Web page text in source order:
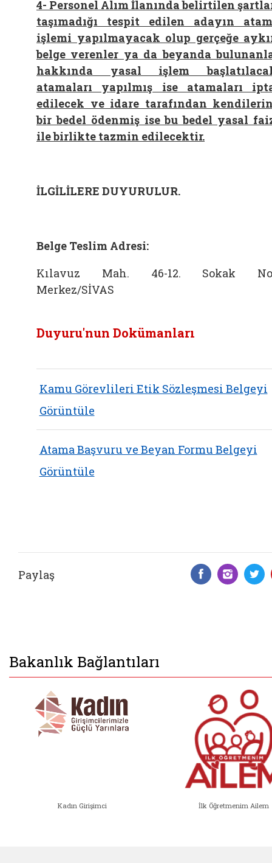
4- Personel Alım İlanında belirtilen
taşımadığı tespit edilen adayın
işlemi yapılmayacak olup gerçeğe
belge verenler ya da beyanda
hakkında yasal işlem
atamaları yapılmış ise atamaları
edilecek ve idare tarafından
bir bedel ödenmiş ise bu bedel yasal
ile birlikte tazmin edilecektir.
İLGİLİLERE DUYURULUR.
Belge Teslim Adresi:
Kılavuz Mah. 46-12. Sokak
Merkez/SİVAS
Duyuru'nun Dokümanları
Kamu Görevlileri Etik Sözleşmesi Belgeyi
Görüntüle
Atama Başvuru ve Beyan Formu Belgeyi
Görüntüle
Paylaş
Bakanlık Bağlantıları
Kadın Girişimci İlk Öğretmenim Ailem